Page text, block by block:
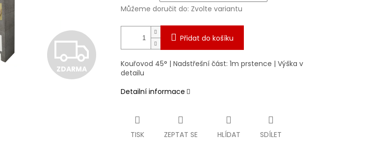
Z
D
ZDARMA
Můžeme doručit do: Zvolte variantu
Přidat do košíku
Kouřovod 45° | Nadstřešní část: 1m prstence | Výška v
detailu
Detailní informace
TISK ZEPTAT SE HLÍDAT SDÍLET